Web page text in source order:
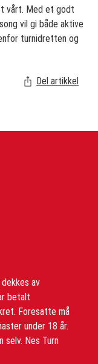
vårt. Med et godt
vil gi både aktive
turnidretten og
Del artikkel
av
betalt
Foresatte må
under 18 år.
selv. Nes Turn